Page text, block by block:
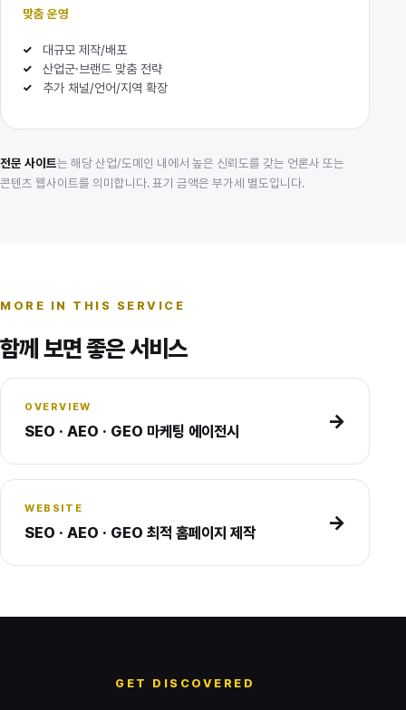
맞춤 운영
대규모 제작/배포
산업군·브랜드 맞춤 전략
추가 채널/언어/지역 확장
전문 사이트는 해당 산업/도메인 내에서 높은 신뢰도를 갖는 언론사 또는
콘텐츠 웹사이트를 의미합니다. 표기 금액은 부가세 별도입니다.
MORE IN THIS SERVICE
함께 보면 좋은 서비스
OVERVIEW
SEO · AEO · GEO 마케팅 에이전시 →
WEBSITE
SEO · AEO · GEO 최적 홈페이지 제작 →
GET DISCOVERED